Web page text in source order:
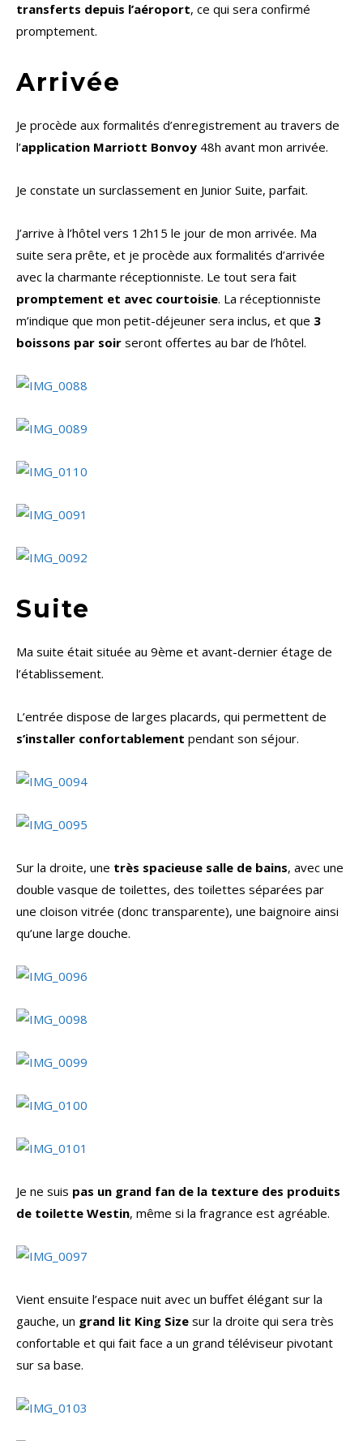
transferts depuis l’aéroport, ce qui sera confirmé
promptement.
Arrivée
Je procède aux formalités d’enregistrement au travers de
l’application Marriott Bonvoy 48h avant mon arrivée.
Je constate un surclassement en Junior Suite, parfait.
J’arrive à l’hôtel vers 12h15 le jour de mon arrivée. Ma
suite sera prête, et je procède aux formalités d’arrivée
avec la charmante réceptionniste. Le tout sera fait
promptement et avec courtoisie. La réceptionniste
m’indique que mon petit-déjeuner sera inclus, et que 3
boissons par soir seront offertes au bar de l’hôtel.
Suite
Ma suite était située au 9ème et avant-dernier étage de
l’établissement.
L’entrée dispose de larges placards, qui permettent de
s’installer confortablement pendant son séjour.
Sur la droite, une très spacieuse salle de bains, avec une
double vasque de toilettes, des toilettes séparées par
une cloison vitrée (donc transparente), une baignoire ainsi
qu’une large douche.
Je ne suis pas un grand fan de la texture des produits
de toilette Westin, même si la fragrance est agréable.
Vient ensuite l’espace nuit avec un buffet élégant sur la
gauche, un grand lit King Size sur la droite qui sera très
confortable et qui fait face a un grand téléviseur pivotant
sur sa base.